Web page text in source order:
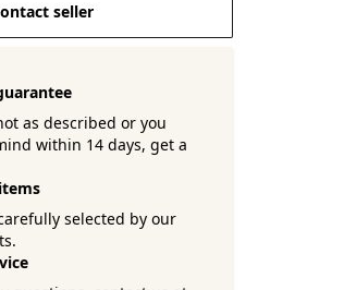
seller
as described or you
within 14 days, get a
selected by our